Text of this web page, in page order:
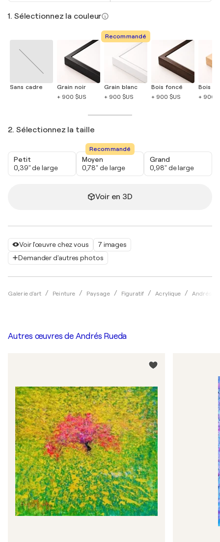
Voir l'œuvre chez vous
7 images
Demander d'autres photos
Galerie d'art Peinture Paysage Figuratif Acrylique Andrés
1. Sélectionnez la couleur
Sans cadre
Grain noir
+ 900 $US
Recommandé
Grain blanc
+ 900 $US
Bois foncé
+ 900 $US
Bois
+ 900
2. Sélectionnez la taille
Petit
0,39" de large
Recommandé
Moyen
0,78" de large
Grand
0,98" de large
Voir en 3D
Autres œuvres de Andrés Rueda